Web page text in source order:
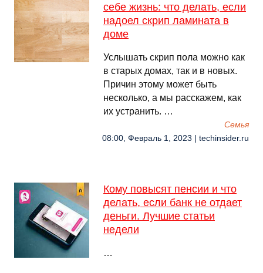
себе жизнь: что делать, если
надоел скрип ламината в
доме
Услышать скрип пола можно как
в старых домах, так и в новых.
Причин этому может быть
несколько, а мы расскажем, как
их устранить. …
Семья
08:00, Февраль 1, 2023 | techinsider.ru
Кому повысят пенсии и что
делать, если банк не отдает
деньги. Лучшие статьи
недели
…